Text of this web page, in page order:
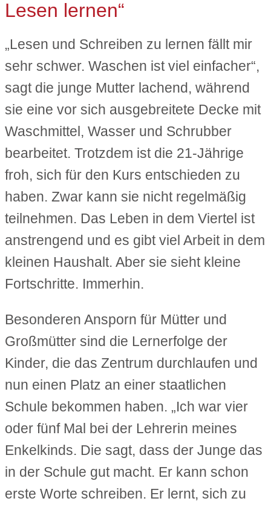
Lesen lernen“
„Lesen und Schreiben zu lernen fällt mir
sehr schwer. Waschen ist viel einfacher“,
sagt die junge Mutter lachend, während
sie eine vor sich ausgebreitete Decke mit
Waschmittel, Wasser und Schrubber
bearbeitet. Trotzdem ist die 21-Jährige
froh, sich für den Kurs entschieden zu
haben. Zwar kann sie nicht regelmäßig
teilnehmen. Das Leben in dem Viertel ist
anstrengend und es gibt viel Arbeit in dem
kleinen Haushalt. Aber sie sieht kleine
Fortschritte. Immerhin.
Besonderen Ansporn für Mütter und
Großmütter sind die Lernerfolge der
Kinder, die das Zentrum durchlaufen und
nun einen Platz an einer staatlichen
Schule bekommen haben. „Ich war vier
oder fünf Mal bei der Lehrerin meines
Enkelkinds. Die sagt, dass der Junge das
in der Schule gut macht. Er kann schon
erste Worte schreiben. Er lernt, sich zu